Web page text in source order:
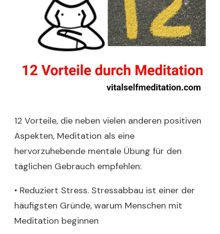
12 Vorteile, die neben vielen anderen positiven
Aspekten, Meditation als eine
hervorzuhebende mentale Übung für den
täglichen Gebrauch empfehlen:
• Reduziert Stress. Stressabbau ist einer der
häufigsten Gründe, warum Menschen mit
Meditation beginnen